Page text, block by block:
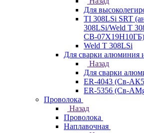
Для
TI 308LSi SRT
308LSi/Weld T
СВ-07Х19Н10ГБ)
Weld T 308LSi
Для сварки алюминия
Назад
Для сварки
ER-4043 (Св-
ER-5356 (Св-
Проволока
Назад
Проволока
Наплавочная